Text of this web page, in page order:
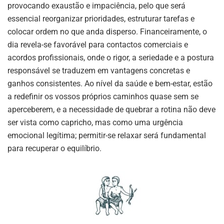
provocando exaustão e impaciência, pelo que será
essencial reorganizar prioridades, estruturar tarefas e
colocar ordem no que anda disperso. Financeiramente, o
dia revela-se favorável para contactos comerciais e
acordos profissionais, onde o rigor, a seriedade e a postura
responsável se traduzem em vantagens concretas e
ganhos consistentes. Ao nível da saúde e bem-estar, estão
a redefinir os vossos próprios caminhos quase sem se
aperceberem, e a necessidade de quebrar a rotina não deve
ser vista como capricho, mas como uma urgência
emocional legítima; permitir-se relaxar será fundamental
para recuperar o equilíbrio.